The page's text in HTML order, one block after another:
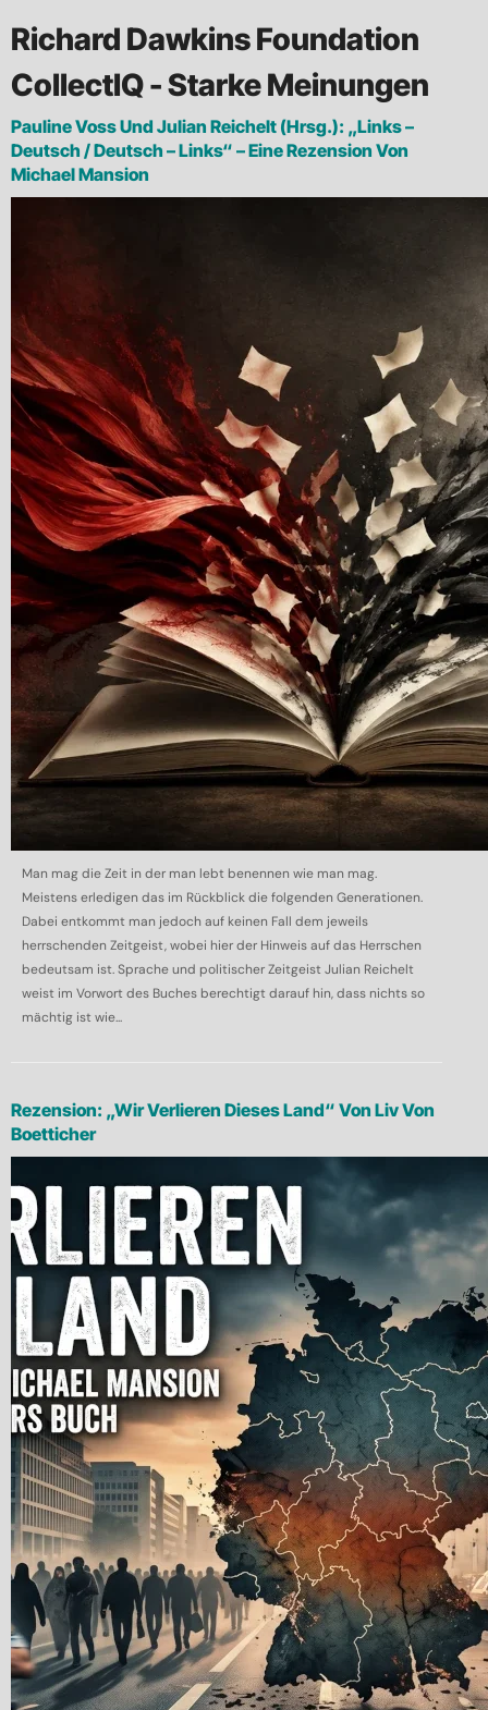
Richard Dawkins Foundation
CollectIQ - Starke Meinungen
Pauline Voss Und Julian Reichelt (Hrsg.): „Links –
Deutsch / Deutsch – Links“ – Eine Rezension Von
Michael Mansion
Man mag die Zeit in der man lebt benennen wie man mag.
Meistens erledigen das im Rückblick die folgenden Generationen.
Dabei entkommt man jedoch auf keinen Fall dem jeweils
herrschenden Zeitgeist, wobei hier der Hinweis auf das Herrschen
bedeutsam ist. Sprache und politischer Zeitgeist Julian Reichelt
weist im Vorwort des Buches berechtigt darauf hin, dass nichts so
mächtig ist wie...
Rezension: „Wir Verlieren Dieses Land“ Von Liv Von
Boetticher